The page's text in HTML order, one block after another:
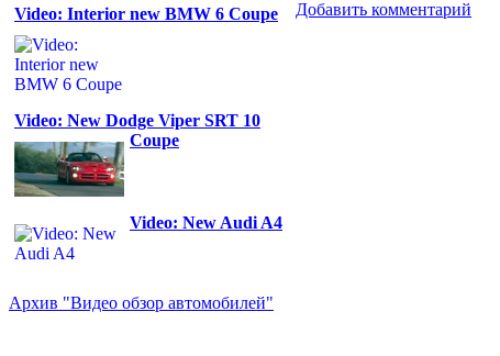
Video: Interior new BMW 6 Coupe
Video: New Dodge Viper SRT 10
Coupe
Video: New Audi A4
Архив "Видео обзор автомобилей"
Добавить комментарий